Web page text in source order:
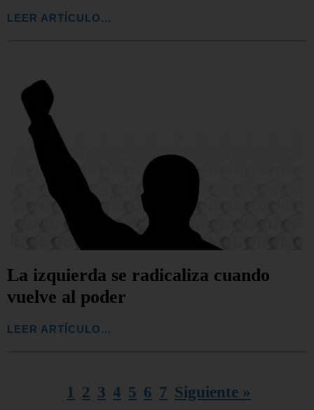
LEER ARTÍCULO...
La izquierda se radicaliza cuando
vuelve al poder
LEER ARTÍCULO...
1 2 3 4 5 6 7 Siguiente »